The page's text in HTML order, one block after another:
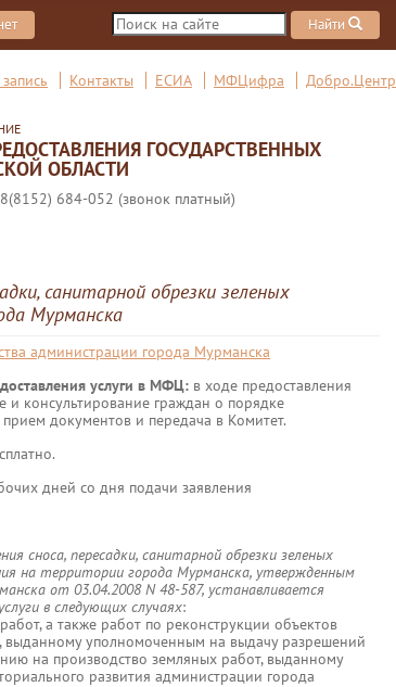
Найти
Контакты ЕСИА МФЦифра Добро.Центр
ГОСУДАРСТВЕННЫХ
ОБЛАСТИ
684-052 (звонок платный)
санитарной обрезки зеленых
Мурманска
администрации города Мурманска
услуги в МФЦ: в ходе предоставления
и консультирование граждан о порядке
документов и передача в Комитет.
дней со дня подачи заявления
сноса, пересадки, санитарной обрезки зеленых
на территории города Мурманска, утвержденным
от 03.04.2008 N 48-587, устанавливается
в следующих случаях:
а также работ по реконструкции объектов
выданному уполномоченным на выдачу разрешений
на производство земляных работ, выданному
развития администрации города